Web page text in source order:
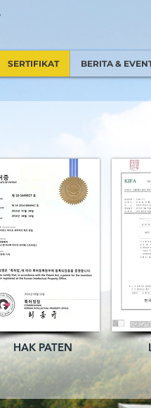
SERTIFIKAT BERITA &
HAK PATEN